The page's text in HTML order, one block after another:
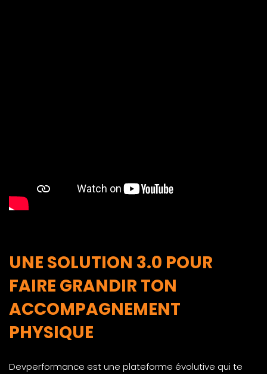
UNE SOLUTION 3.0 POUR
FAIRE GRANDIR TON
ACCOMPAGNEMENT
PHYSIQUE
Devperformance est une plateforme évolutive qui te